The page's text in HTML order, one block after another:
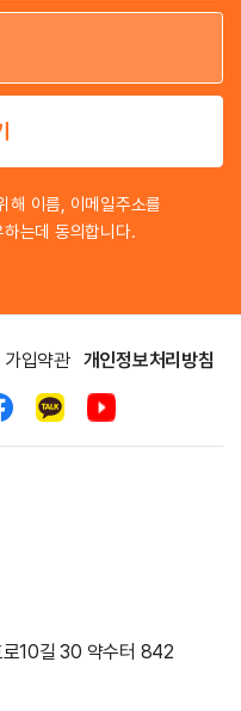
이
이
해 이름, 이메일주소를
는데 동의합니다.
가입약관 개인정보처리방침
로10길 30 약수터 842